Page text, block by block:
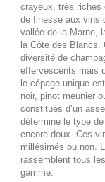
crayeux, très riches
de finesse aux vins
vallée de la Marne,
la Côte des Blancs.
diversité de
effervescents mais
le cépage unique
noir, pinot meunier
constitués d’un
détermine le type
encore doux. Ces
millésimés ou non.
rassemblent tous
gamme.